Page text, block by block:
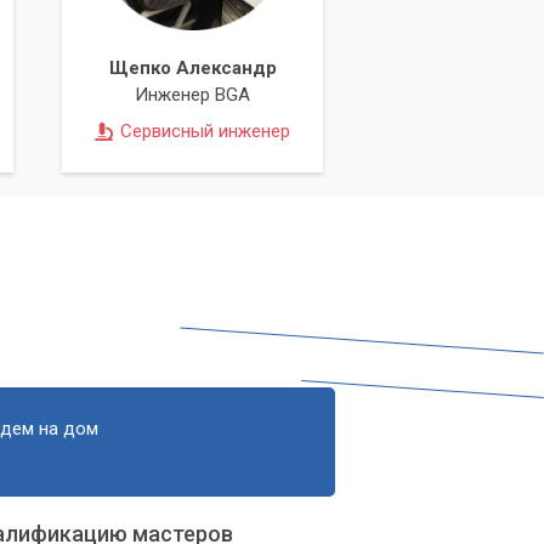
Щепко Александр
Инженер BGA
Сервисный инженер
на дом
мастеров